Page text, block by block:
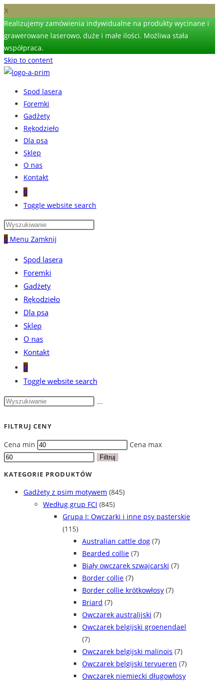
X
Realizujemy zamówienia indywidualne na produkty wycinane i
grawerowane laserowo, duże i małe ilości. Możliwa stała
współpraca.
Skip to content
Spod lasera
Foremki
Gadżety
Rękodzieło
Dla psa
Sklep
O nas
Kontakt
0
Toggle website search
0 Menu Zamknij
Spod lasera
Foremki
Gadżety
Rękodzieło
Dla psa
Sklep
O nas
Kontakt
0
Toggle website search
FILTRUJ CENY
Cena min Cena max
Filtruj
KATEGORIE PRODUKTÓW
Gadżety z psim motywem (845)
Według grup FCI (845)
Grupa I: Owczarki i inne psy pasterskie
(115)
Australian cattle dog (7)
Bearded collie (7)
Biały owczarek szwajcarski (7)
Border collie (7)
Border collie krótkowłosy (7)
Briard (7)
Owczarek australijski (7)
Owczarek belgijski groenendael
(7)
Owczarek belgijski malinois (7)
Owczarek belgijski tervueren (7)
Owczarek niemiecki długowłosy